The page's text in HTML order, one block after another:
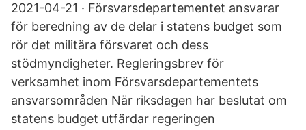
2021-04-21 · Försvarsdepartementet ansvarar
för beredning av de delar i statens budget som
rör det militära försvaret och dess
stödmyndigheter. Regleringsbrev för
verksamhet inom Försvarsdepartementets
ansvarsområden När riksdagen har beslutat om
statens budget utfärdar regeringen